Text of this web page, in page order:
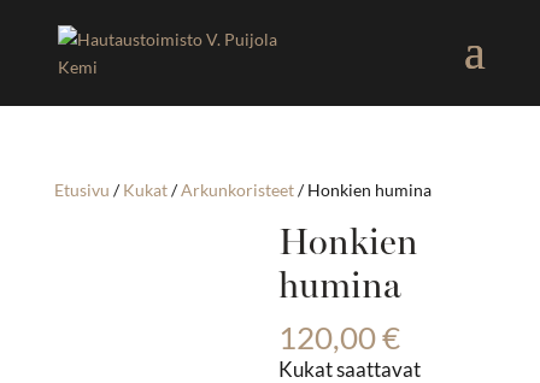
Etusivu /Kukat/Arkunkoristeet/ Honkien humina
Honkien
humina
120,00€
Kukat saattavat